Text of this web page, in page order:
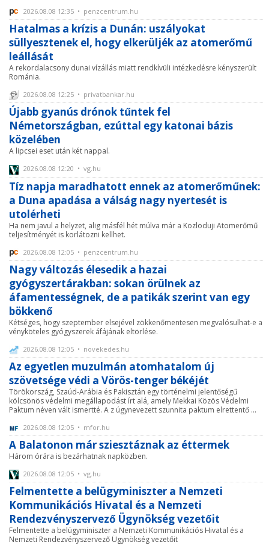
2026.08.08 12:35 • penzcentrum.hu
Hatalmas a krízis a Dunán: uszályokat
süllyesztenek el, hogy elkerüljék az atomerőmű
leállását
A rekordalacsony dunai vízállás miatt rendkívüli intézkedésre kényszerült
Románia.
2026.08.08 12:25 • privatbankar.hu
Újabb gyanús drónok tűntek fel
Németországban, ezúttal egy katonai bázis
közelében
A lipcsei eset után két nappal.
2026.08.08 12:20 • vg.hu
Tíz napja maradhatott ennek az atomerőműnek:
a Duna apadása a válság nagy nyertesét is
utolérheti
Ha nem javul a helyzet, alig másfél hét múlva már a Kozloduji Atomerőmű
teljesítményét is korlátozni kellhet.
2026.08.08 12:05 • penzcentrum.hu
Nagy változás élesedik a hazai
gyógyszertárakban: sokan örülnek az
áfamentességnek, de a patikák szerint van egy
bökkenő
Kétséges, hogy szeptember elsejével zökkenőmentesen megvalósulhat-e a
vényköteles gyógyszerek áfájának eltörlése.
2026.08.08 12:05 • novekedes.hu
Az egyetlen muzulmán atomhatalom új
szövetsége védi a Vörös-tenger békéjét
Törökország, Szaúd-Arábia és Pakisztán egy történelmi jelentőségű
kölcsönös védelmi megállapodást írt alá, amely Mekkai Közös Védelmi
Paktum néven vált ismertté. A z úgynevezett szunnita paktum elrettentő ...
2026.08.08 12:05 • mfor.hu
A Balatonon már sziesztáznak az éttermek
Három órára is bezárhatnak napközben.
2026.08.08 12:05 • vg.hu
Felmentette a belügyminiszter a Nemzeti
Kommunikációs Hivatal és a Nemzeti
Rendezvényszervező Ügynökség vezetőit
Felmentette a belügyminiszter a Nemzeti Kommunikációs Hivatal és a
Nemzeti Rendezvényszervező Ügynökség vezetőit